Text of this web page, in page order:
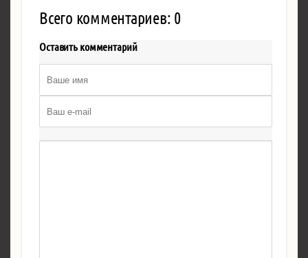
Всего комментариев: 0
Оставить комментарий